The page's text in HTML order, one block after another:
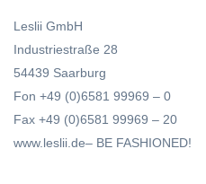
Leslii GmbH
Industriestraße 28
54439 Saarburg
Fon +49 (0)6581 99969 – 0
Fax +49 (0)6581 99969 – 20
www.leslii.de– BE FASHIONED!